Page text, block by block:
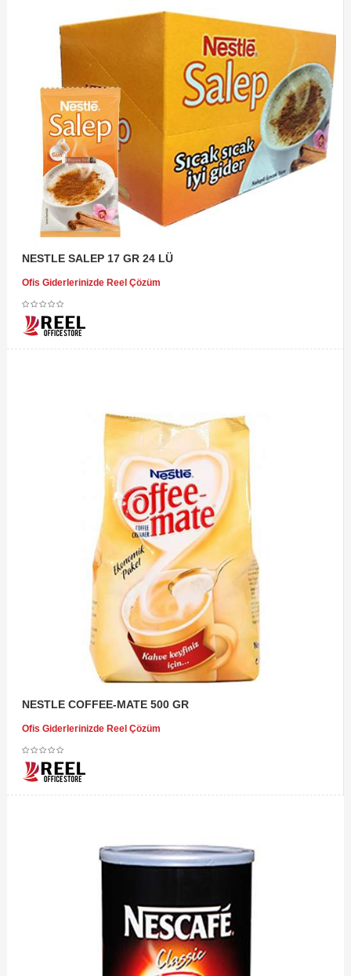
NESTLE SALEP 17 GR 24 LÜ
Ofis Giderlerinizde Reel Çözüm
NESTLE COFFEE-MATE 500 GR
Ofis Giderlerinizde Reel Çözüm